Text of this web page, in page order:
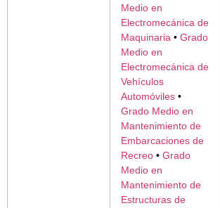
Medio en
Electromecánica de
Maquinaria • Grado
Medio en
Electromecánica de
Vehículos
Automóviles •
Grado Medio en
Mantenimiento de
Embarcaciones de
Recreo • Grado
Medio en
Mantenimiento de
Estructuras de